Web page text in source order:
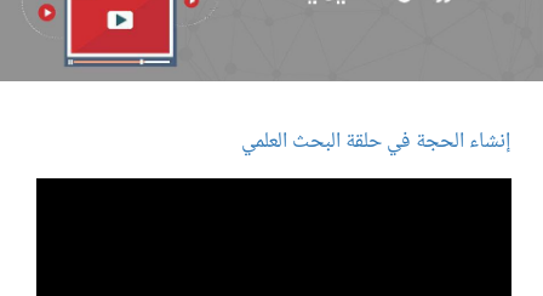
إنشاء الحجة في حلقة البحث العلمي